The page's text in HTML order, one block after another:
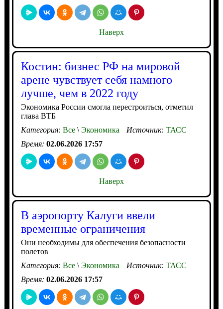
Наверх
Костин: бизнес РФ на мировой
арене чувствует себя намного
лучше, чем в 2022 году
Экономика России смогла перестроиться, отметил
глава ВТБ
Категория: Все\Экономика Источник: ТАСС
Время: 02.06.2026 17:57
Наверх
В аэропорту Калуги ввели
временные ограничения
Они необходимы для обеспечения безопасности
полетов
Категория: Все\Экономика Источник: ТАСС
Время: 02.06.2026 17:57